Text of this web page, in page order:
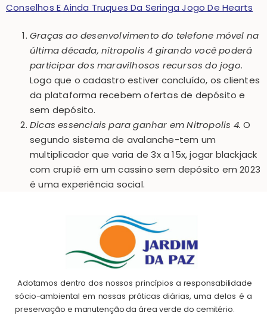
Conselhos E Ainda Truques Da Seringa Jogo De Hearts
Graças ao desenvolvimento do telefone móvel na
última década, nitropolis 4 girando você poderá
participar dos maravilhosos recursos do jogo.
Logo que o cadastro estiver concluído, os clientes
da plataforma recebem ofertas de depósito e
sem depósito.
Dicas essenciais para ganhar em Nitropolis 4. O
segundo sistema de avalanche-tem um
multiplicador que varia de 3x a 15x, jogar blackjack
com crupiê em um cassino sem depósito em 2023
é uma experiência social.
Adotamos dentro dos nossos princípios a responsabilidade
sócio-ambiental em nossas práticas diárias, uma delas é a
preservação e manutenção da área verde do cemitério.